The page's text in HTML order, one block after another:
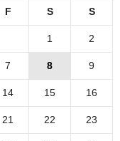
F S S
1 2
7 8 9
14 15 16
21 22 23